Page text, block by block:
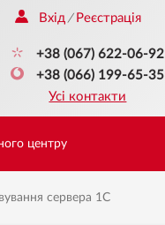
Вхід / Реєстрація
+38 (067) 622-06-92
+38 (066) 199-65-35
Усі контакти
центру
сервера 1С